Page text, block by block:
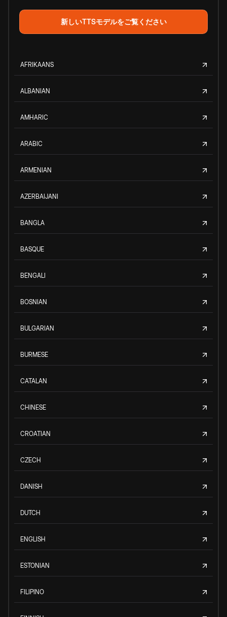
新しいTTSモデルをご覧ください
AFRIKAANS
ALBANIAN
AMHARIC
ARABIC
ARMENIAN
AZERBAIJANI
BANGLA
BASQUE
BENGALI
BOSNIAN
BULGARIAN
BURMESE
CATALAN
CHINESE
CROATIAN
CZECH
DANISH
DUTCH
ENGLISH
ESTONIAN
FILIPINO